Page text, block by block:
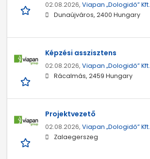
02.08.2026, Viapan „Dologidő” Kft.
Dunaújváros, 2400 Hungary
Képzési asszisztens
02.08.2026, Viapan „Dologidő” Kft.
Rácalmás, 2459 Hungary
Projektvezető
02.08.2026, Viapan „Dologidő” Kft.
Zalaegerszeg